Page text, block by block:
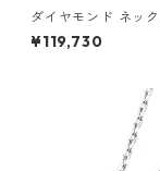
ダイヤモンド ネッ
t K18 イエローゴー
ラット 花 フラワー
¥119,730